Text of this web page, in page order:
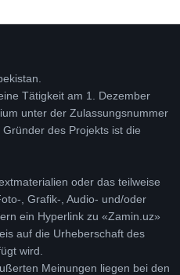
Tätigkeit am 1. Dezember
unter der Zulassungsnummer
des Projekts ist die
oder das teilweise
, Grafik-, Audio- und/oder
ein Hyperlink zu «Zamin.uz»
auf die Urheberschaft des
wird.
Meinungen liegen bei den